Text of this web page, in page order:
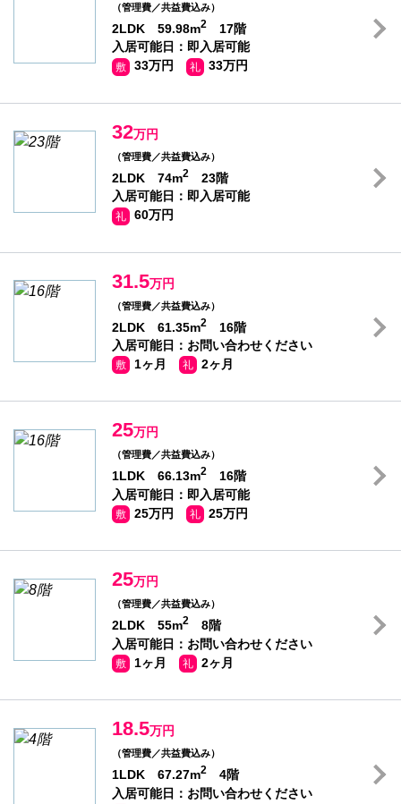
（管理費／共益費込み）
2LDK 59.98m2
17階
入居可能日：即入居可能
敷 33万円 礼 33万円
32万円
（管理費／共益費込み）
2LDK 74m2
23階
入居可能日：即入居可能
礼 60万円
31.5万円
（管理費／共益費込み）
2LDK 61.35m2
16階
入居可能日：お問い合わせください
敷 1ヶ月 礼 2ヶ月
25万円
（管理費／共益費込み）
1LDK 66.13m2
16階
入居可能日：即入居可能
敷 25万円 礼 25万円
25万円
（管理費／共益費込み）
2LDK 55m2
8階
入居可能日：お問い合わせください
敷 1ヶ月 礼 2ヶ月
18.5万円
（管理費／共益費込み）
1LDK 67.27m2
4階
入居可能日：お問い合わせください